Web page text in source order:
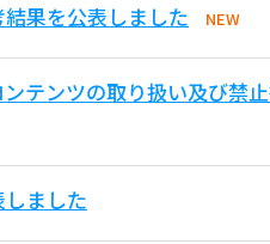
果を公表しました NEW
ンテンツの取り扱い及び禁
ました